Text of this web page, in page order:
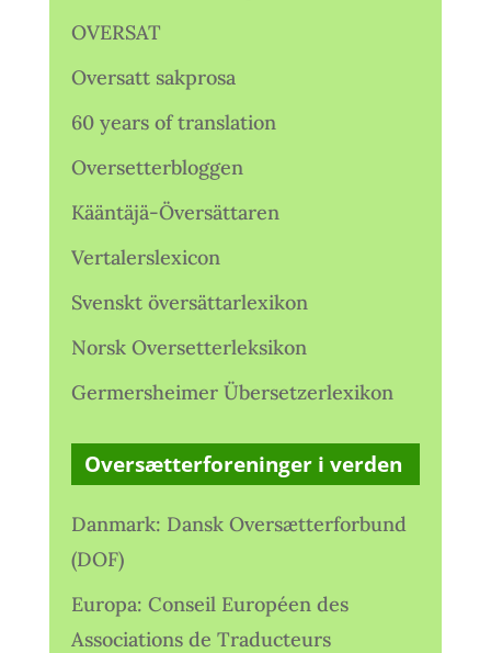
OVERSAT
Oversatt sakprosa
60 years of translation
Oversetterbloggen
Kääntäjä-Översättaren
Vertalerslexicon
Svenskt översättarlexikon
Norsk Oversetterleksikon
Germersheimer Übersetzerlexikon
Oversætterforeninger i verden
Danmark: Dansk Oversætterforbund
(DOF)
Europa: Conseil Européen des
Associations de Traducteurs